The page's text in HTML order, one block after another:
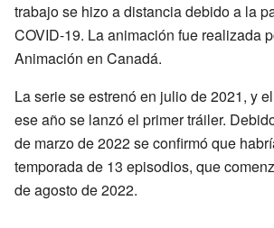
trabajo se hizo a distancia debido a la
COVID-19. La animación fue realizada
Animación en Canadá.
La serie se estrenó en julio de 2021, y
ese año se lanzó el primer tráiler.
de marzo de 2022 se confirmó que
temporada de 13 episodios, que
de agosto de 2022.